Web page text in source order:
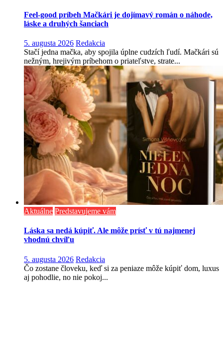
Feel-good príbeh Mačkári je dojímavý román o náhode,
láske a druhých šanciach
5. augusta 2026 Redakcia
Stačí jedna mačka, aby spojila úplne cudzích ľudí. Mačkári sú
nežným, hrejivým príbehom o priateľstve, strate...
Aktuálne Predstavujeme vám
Láska sa nedá kúpiť. Ale môže prísť v tú najmenej
vhodnú chvíľu
5. augusta 2026 Redakcia
Čo zostane človeku, keď si za peniaze môže kúpiť dom, luxus
aj pohodlie, no nie pokoj...